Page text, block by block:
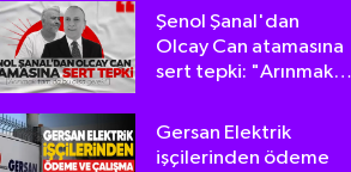
Şenol Şanal'dan
Olcay Can atamasına
sert tepki: "Arınmak
gerek!"
Gersan Elektrik
işçilerinden ödeme